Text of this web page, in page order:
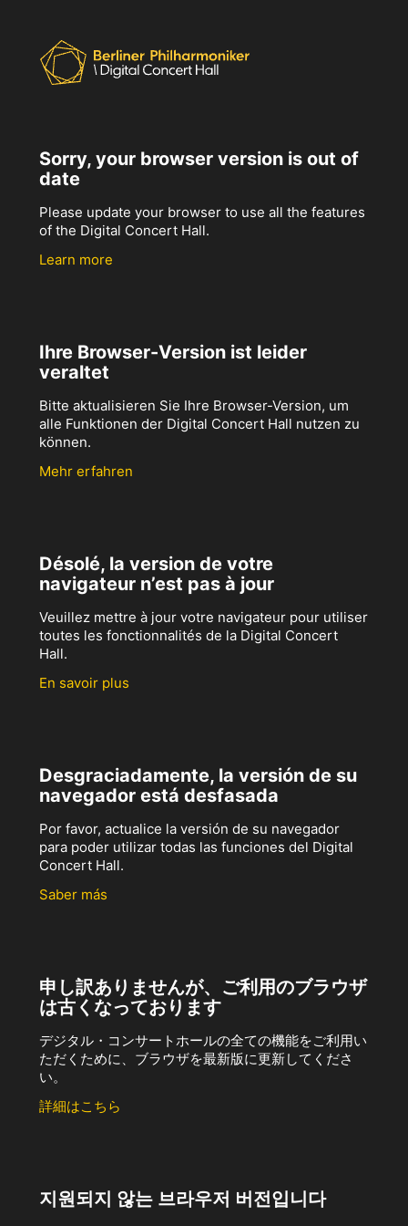
Sorry, your browser version is out of
date
Please update your browser to use all the features
of the Digital Concert Hall.
Learn more
Ihre Browser-Version ist leider
veraltet
Bitte aktualisieren Sie Ihre Browser-Version, um
alle Funktionen der Digital Concert Hall nutzen zu
können.
Mehr erfahren
Désolé, la version de votre
navigateur n’est pas à jour
Veuillez mettre à jour votre navigateur pour utiliser
toutes les fonctionnalités de la Digital Concert
Hall.
En savoir plus
Desgraciadamente, la versión de su
navegador está desfasada
Por favor, actualice la versión de su navegador
para poder utilizar todas las funciones del Digital
Concert Hall.
Saber más
申し訳ありませんが、ご利用のブラウザ
は古くなっております
デジタル・コンサートホールの全ての機能をご利用い
ただくために、ブラウザを最新版に更新してくださ
い。
詳細はこちら
지원되지 않는 브라우저 버전입니다